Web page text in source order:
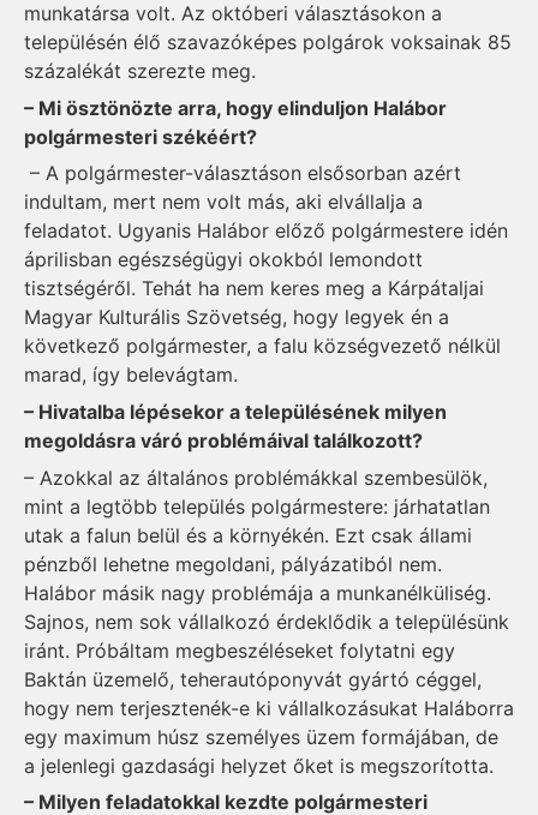
munkatársa volt. Az októberi választásokon a
településén élő szavazóképes polgárok voksainak 85
százalékát szerezte meg.
– Mi ösztönözte arra, hogy elinduljon Halábor
polgármesteri székéért?
– A polgármester-választáson elsősorban azért
indultam, mert nem volt más, aki elvállalja a
feladatot. Ugyanis Halábor előző polgármestere idén
áprilisban egészségügyi okokból lemondott
tisztségéről. Tehát ha nem keres meg a Kárpátaljai
Magyar Kulturális Szövetség, hogy legyek én a
következő polgármester, a falu községvezető nélkül
marad, így belevágtam.
– Hivatalba lépésekor a településének milyen
megoldásra váró problémáival találkozott?
– Azokkal az általános problémákkal szembesülök,
mint a legtöbb település polgármestere: járhatatlan
utak a falun belül és a környékén. Ezt csak állami
pénzből lehetne megoldani, pályázatiból nem.
Halábor másik nagy problémája a munkanélküliség.
Sajnos, nem sok vállalkozó érdeklődik a településünk
iránt. Próbáltam megbeszéléseket folytatni egy
Baktán üzemelő, teherautóponyvát gyártó céggel,
hogy nem terjesztenék-e ki vállalkozásukat Haláborra
egy maximum húsz személyes üzem formájában, de
a jelenlegi gazdasági helyzet őket is megszorította.
– Milyen feladatokkal kezdte polgármesteri